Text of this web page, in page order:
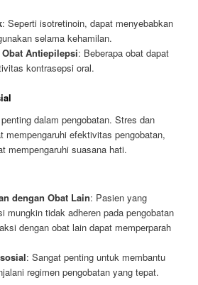
: Seperti isotretinoin, dapat menyebabkan
selama kehamilan.
Antiepilepsi: Beberapa obat dapat
kontrasepsi oral.
dalam pengobatan. Stres dan
mempengaruhi efektivitas pengobatan,
mempengaruhi suasana hati.
dengan Obat Lain: Pasien yang
mungkin tidak adheren pada pengobatan
dengan obat lain dapat memperparah
: Sangat penting untuk membantu
regimen pengobatan yang tepat.